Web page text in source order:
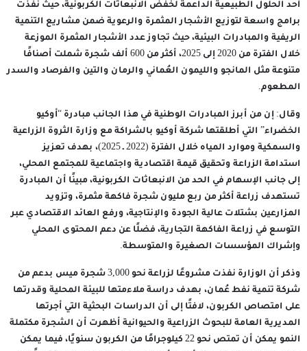
أحد الحلول الطبيعية الداعمة لخفض الانبعاثات الكربونية، حيث نفذت
برامج واسعة لتوزيع الأشجار المثمرة والرعوية ضمن مشاريع التنمية
الريفية والمبادرات البيئية، حيث تجاوز عدد الأشجار المثمرة الموزعة
خلال الفترة من 2020 إلى 2025، أكثر من 600 ألف شجرة شملت أصنافًا
متنوعة مثل المانجو والليمون العُماني والرمان والتين والفرصاد والسدر
المطعوم.
وقال: إن من أبرز المبادرات الوطنية في هذا الجانب مبادرة “أوكيو
الخضراء” التي أطلقتها شركة أوكيو بالشراكة مع وزارة الثروة الزراعية
والسمكية وموارد المياه خلال الفترة (2022 ـ 2025)، بهدف تعزيز
استدامة الزراعة وتحقيق قيمة اقتصادية واجتماعية للمجتمع المحلي،
إلى جانب الإسهام في الحد من الانبعاثات الكربونية، مبينًا أن المبادرة
تستهدف زراعة أكثر من ربع مليون شجرة فاكهة مثمرة، وتزويد
المزارعين بشتلات عالية الجودة والإنتاجية، ورفع العائد الاقتصادي عبر
التوسع في زراعة الفاكهة التجارية، فضلًا عن دعم المحتوى المحلي
وإشراك المؤسسات الصغيرة والمتوسطة.
وذكر أن الوزارة نفذت مشروعًا لزراعة نحو 3,000 شجرة ميس بدعم من
شركة تنمية نفط عُمان، بهدف دراسة ملاءمتها للبيئة المحلية وقدرتها
على امتصاص الكربون، لافتًا إلى أن الدراسات البحثية التي أجرتها
المديرية العامة للبحوث الزراعية والحيوانية أظهرت أن الشجرة مكتملة
النمو يمكن أن تمتص نحو 22 كيلوجرامًا من الكربون سنويًا، فيما يمكن